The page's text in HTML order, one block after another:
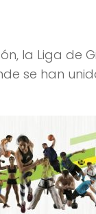
la Liga de
se han